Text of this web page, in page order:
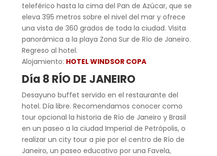
teleférico hasta la cima del Pan de Azúcar, que se
eleva 395 metros sobre el nivel del mar y ofrece
una vista de 360 grados de toda la ciudad. Visita
panorámica a la playa Zona Sur de Río de Janeiro.
Regreso al hotel.
Alojamiento: HOTEL WINDSOR COPA
Día 8 RÍO DE JANEIRO
Desayuno buffet servido en el restaurante del
hotel. Día libre. Recomendamos conocer como
tour opcional la historia de Río de Janeiro y Brasil
en un paseo a la ciudad Imperial de Petrópolis, o
realizar un city tour a pie por el centro de Río de
Janeiro, un paseo educativo por una Favela,